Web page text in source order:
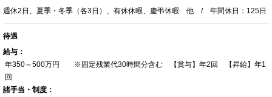
週休2日、夏季・冬季（各3日）、有休休暇、慶弔休暇 他 / 年間休日：125日
待遇
給与：
年350～500万円 ※固定残業代30時間分含む 【賞与】年2回 【昇給】年1
回
諸手当・制度：